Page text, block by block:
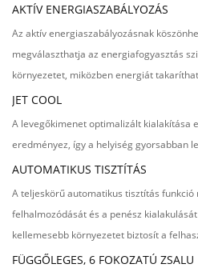
AKTÍV ENERGIASZABÁLYOZÁS
Az aktív energiaszabályozásnak
megválaszthatja az energiafogyasztás
környezetet, miközben energiát
JET COOL
A levegőkimenet optimalizált kialakítása
eredményez, így a helyiség gyorsabban
AUTOMATIKUS TISZTÍTÁS
A teljeskörű automatikus tisztítás
felhalmozódását és a penész
kellemesebb környezetet biztosít a
FÜGGŐLEGES, 6 FOKOZATÚ ZSALU